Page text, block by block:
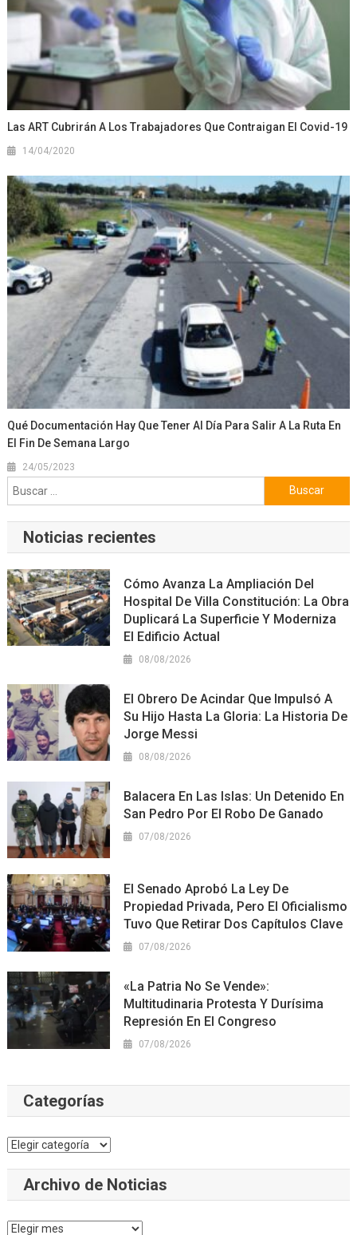
Las ART Cubrirán A Los Trabajadores Que Contraigan El Covid-19
14/04/2020
Qué Documentación Hay Que Tener Al Día Para Salir A La Ruta En
El Fin De Semana Largo
24/05/2023
Buscar:
Noticias recientes
Cómo Avanza La Ampliación Del
Hospital De Villa Constitución: La Obra
Duplicará La Superficie Y Moderniza
El Edificio Actual
08/08/2026
El Obrero De Acindar Que Impulsó A
Su Hijo Hasta La Gloria: La Historia De
Jorge Messi
08/08/2026
Balacera En Las Islas: Un Detenido En
San Pedro Por El Robo De Ganado
07/08/2026
El Senado Aprobó La Ley De
Propiedad Privada, Pero El Oficialismo
Tuvo Que Retirar Dos Capítulos Clave
07/08/2026
«La Patria No Se Vende»:
Multitudinaria Protesta Y Durísima
Represión En El Congreso
07/08/2026
Categorías
Categorías
Archivo de Noticias
Archivo